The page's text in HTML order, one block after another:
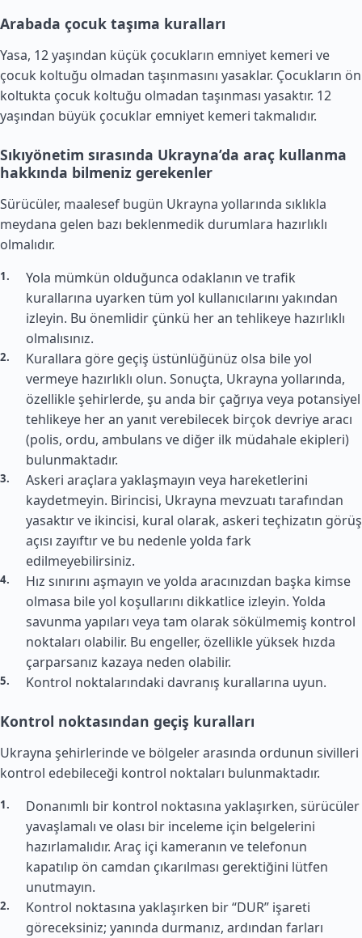
Arabada çocuk taşıma kuralları
Yasa, 12 yaşından küçük çocukların emniyet kemeri ve
çocuk koltuğu olmadan taşınmasını yasaklar. Çocukların ön
koltukta çocuk koltuğu olmadan taşınması yasaktır. 12
yaşından büyük çocuklar emniyet kemeri takmalıdır.
Sıkıyönetim sırasında Ukrayna’da araç kullanma
hakkında bilmeniz gerekenler
Sürücüler, maalesef bugün Ukrayna yollarında sıklıkla
meydana gelen bazı beklenmedik durumlara hazırlıklı
olmalıdır.
Yola mümkün olduğunca odaklanın ve trafik
kurallarına uyarken tüm yol kullanıcılarını yakından
izleyin. Bu önemlidir çünkü her an tehlikeye hazırlıklı
olmalısınız.
Kurallara göre geçiş üstünlüğünüz olsa bile yol
vermeye hazırlıklı olun. Sonuçta, Ukrayna yollarında,
özellikle şehirlerde, şu anda bir çağrıya veya potansiyel
tehlikeye her an yanıt verebilecek birçok devriye aracı
(polis, ordu, ambulans ve diğer ilk müdahale ekipleri)
bulunmaktadır.
Askeri araçlara yaklaşmayın veya hareketlerini
kaydetmeyin. Birincisi, Ukrayna mevzuatı tarafından
yasaktır ve ikincisi, kural olarak, askeri teçhizatın görüş
açısı zayıftır ve bu nedenle yolda fark
edilmeyebilirsiniz.
Hız sınırını aşmayın ve yolda aracınızdan başka kimse
olmasa bile yol koşullarını dikkatlice izleyin. Yolda
savunma yapıları veya tam olarak sökülmemiş kontrol
noktaları olabilir. Bu engeller, özellikle yüksek hızda
çarparsanız kazaya neden olabilir.
Kontrol noktalarındaki davranış kurallarına uyun.
Kontrol noktasından geçiş kuralları
Ukrayna şehirlerinde ve bölgeler arasında ordunun sivilleri
kontrol edebileceği kontrol noktaları bulunmaktadır.
Donanımlı bir kontrol noktasına yaklaşırken, sürücüler
yavaşlamalı ve olası bir inceleme için belgelerini
hazırlamalıdır. Araç içi kameranın ve telefonun
kapatılıp ön camdan çıkarılması gerektiğini lütfen
unutmayın.
Kontrol noktasına yaklaşırken bir “DUR” işareti
göreceksiniz; yanında durmanız, ardından farları